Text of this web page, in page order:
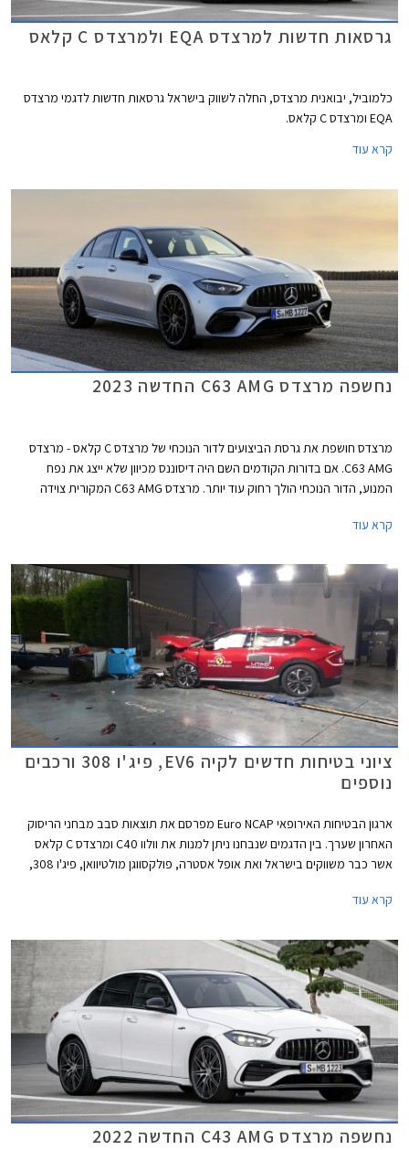
גרסאות חדשות למרצדס EQA ולמרצדס C קלאס
כלמוביל, יבואנית מרצדס, החלה לשווק בישראל גרסאות חדשות לדגמי מרצדס
EQA ומרצדס C קלאס.
קרא עוד
נחשפה מרצדס C63 AMG החדשה 2023
מרצדס חושפת את גרסת הביצועים לדור הנוכחי של מרצדס C קלאס - מרצדס
C63 AMG. אם בדורות הקודמים השם היה דיסוננס מכיוון שלא ייצג את נפח
המנוע, הדור הנוכחי הולך רחוק עוד יותר. מרצדס C63 AMG המקורית צוידה
מסוימת כראשון להצטייד במנוע טורבו עם 4 צילינדרים בלבד, ולטובת תוספת
מחץ מנוע חשמלי וסוללה נטענת שהופכים אותו למרצדס AMG PHEV הראשונה.
תיכף תגלו שמדובר ביחידת הנעה מרשימה במיוחד, אבל קשה מאוד שלא
להתגעגע לדורות היוצאים.
קרא עוד
ציוני בטיחות חדשים לקיה EV6, פיג'ו 308 ורכבים
נוספים
ארגון הבטיחות האירופאי Euro NCAP מפרסם את תוצאות סבב מבחני הריסוק
האחרון שערך. בין הדגמים שנבחנו ניתן למנות את וולוו C40 ומרצדס C קלאס
אשר כבר משווקים בישראל ואת אופל אסטרה, פולקסווגן מולטיוואן, פיג'ו 308,
קרא עוד
נחשפה מרצדס C43 AMG החדשה 2022